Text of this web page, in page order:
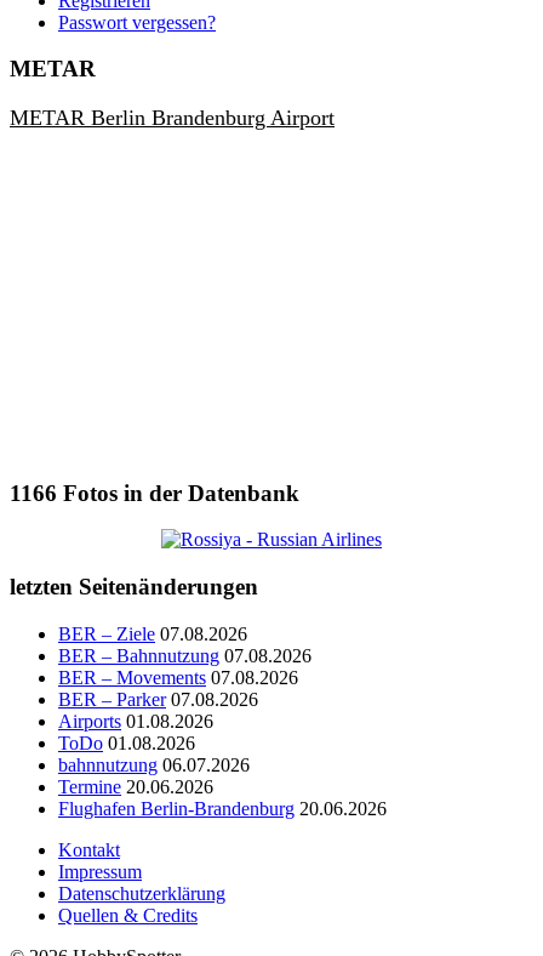
Passwort vergessen?
METAR
METAR Berlin Brandenburg Airport
1166 Fotos in der Datenbank
letzten Seitenänderungen
BER – Ziele 07.08.2026
BER – Bahnnutzung 07.08.2026
BER – Movements 07.08.2026
BER – Parker 07.08.2026
Airports 01.08.2026
ToDo 01.08.2026
bahnnutzung 06.07.2026
Termine 20.06.2026
Flughafen Berlin-Brandenburg 20.06.2026
Kontakt
Impressum
Datenschutzerklärung
Quellen & Credits